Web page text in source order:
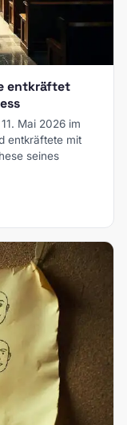
entkräftet
Mai 2026 im
entkräftete mit
seines